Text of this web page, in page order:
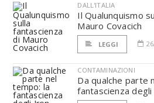
DALL'ITALIA
Il Qualunquismo
Mauro Covacich
LEGGI
CONTAMINAZIONI
Da qualche parte
fantascienza